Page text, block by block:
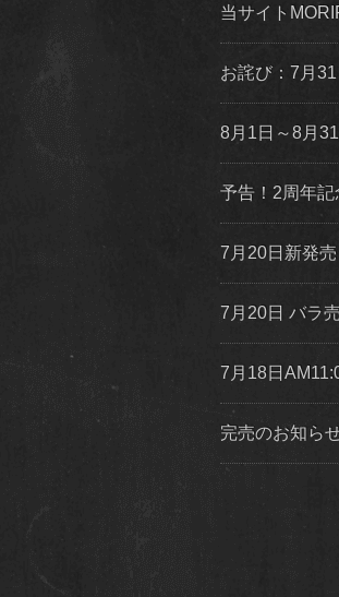
当サイト
お詫び：7月
8月1日～8月
予告！2周年
7月20日新発
7月20日 バラ
7月18日
完売のお知ら